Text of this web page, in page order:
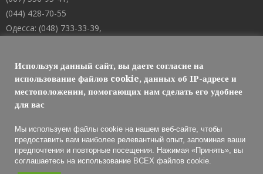
(044) 428-70-55
Одесса: (048) 733-33-39,
Днепр: (067) 488-10-45
E-mail: welcome@101mk.com
Обслуживание огнетушителей 2021 © МАРКО ЛТД
Используя данный сайт, вы даете согласие на
использование файлов cookie, данных об IP-адресе и
местоположении, помогающих нам сделать его удобнее
для вас
Мы используем файлы cookie на нашем веб-сайте, чтобы
предоставить вам наиболее релевантный опыт, запоминая ваши
предпочтения и повторные посещения. Нажимая «Принять», вы
соглашаетесь на использование ВСЕХ файлов cookie.